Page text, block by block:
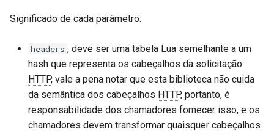
Significado de cada parâmetro:
headers , deve ser uma tabela Lua semelhante a um
hash que representa os cabeçalhos da solicitação
HTTP, vale a pena notar que esta biblioteca não cuida
da semântica dos cabeçalhos HTTP, portanto, é
responsabilidade dos chamadores fornecer isso, e os
chamadores devem transformar quaisquer cabeçalhos